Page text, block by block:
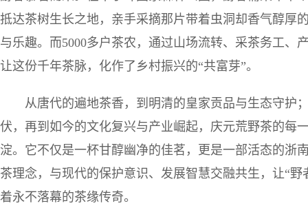
抵达茶树生长之地，亲手采摘那片带着虫洞却香气醇厚
与乐趣。而5000多户茶农，通过山场流转、采茶务工、
让这份千年茶脉，化作了乡村振兴的“共富芽”。
从唐代的遍地茶香，到明清的皇家贡品与生态守护
伏，再到如今的文化复兴与产业崛起，庆元荒野茶的每
淀。它不仅是一杯甘醇幽净的佳茗，更是一部活态的
茶理念，与现代的保护意识、发展智慧交融共生，让“
着永不落幕的茶缘传奇。